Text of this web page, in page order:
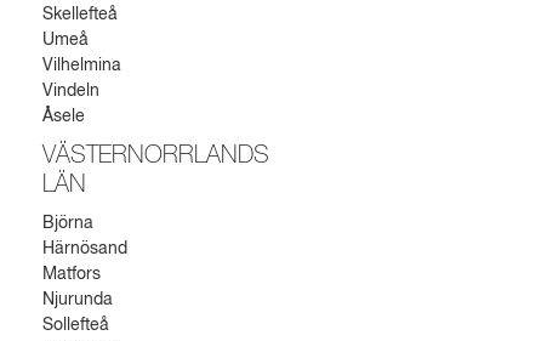
Skellefteå
Umeå
Vilhelmina
Vindeln
Åsele
VÄSTERNORRLANDS
LÄN
Björna
Härnösand
Matfors
Njurunda
Sollefteå